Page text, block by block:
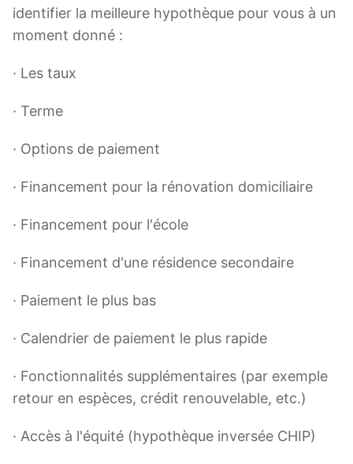
identifier la meilleure hypothèque pour vous à un
moment donné :
· Les taux
· Terme
· Options de paiement
· Financement pour la rénovation domiciliaire
· Financement pour l'école
· Financement d'une résidence secondaire
· Paiement le plus bas
· Calendrier de paiement le plus rapide
· Fonctionnalités supplémentaires (par exemple
retour en espèces, crédit renouvelable, etc.)
· Accès à l'équité (hypothèque inversée CHIP)